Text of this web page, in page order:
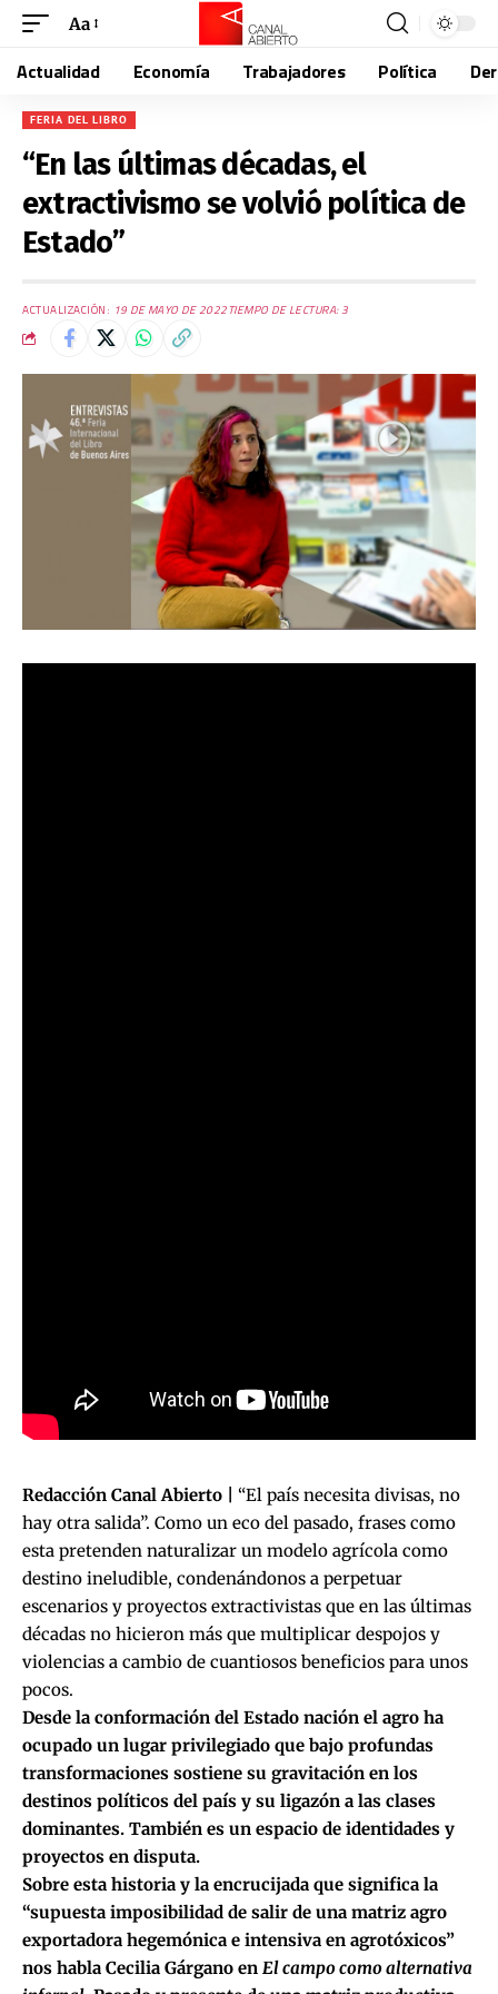
Aa
Actualidad Economía Trabajadores Política
FERIA DEL LIBRO
“En las últimas décadas, el
extractivismo se volvió política de
Estado”
ACTUALIZACIÓN: 19 DE MAYO DE 2022TIEMPO DE LECTURA: 3
Redacción Canal Abierto |
“El país necesita divisas, no
hay otra salida”. Como un eco del pasado, frases como
esta pretenden naturalizar un modelo agrícola como
destino ineludible, condenándonos a perpetuar
escenarios y proyectos extractivistas que en las últimas
décadas no hicieron más que multiplicar despojos y
violencias a cambio de cuantiosos beneficios para unos
pocos.
Desde la conformación del Estado nación el agro ha
ocupado un lugar privilegiado que bajo profundas
transformaciones sostiene su gravitación en los
destinos políticos del país y su ligazón a las clases
dominantes. También es un espacio de identidades y
proyectos en disputa.
Sobre esta historia y la encrucijada que significa la
“supuesta imposibilidad de salir de una matriz agro
exportadora hegemónica e intensiva en agrotóxicos”
nos habla Cecilia Gárgano en El campo como alternativa